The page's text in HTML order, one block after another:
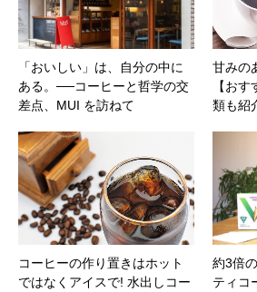
「おいしい」は、自分の中に
ある。──コーヒーと哲学の交
差点、MUI を訪ねて
甘みの
【お
類も紹
コーヒーの作り置きはホット
ではなくアイスで! 水出しコー
約3倍
ティコ